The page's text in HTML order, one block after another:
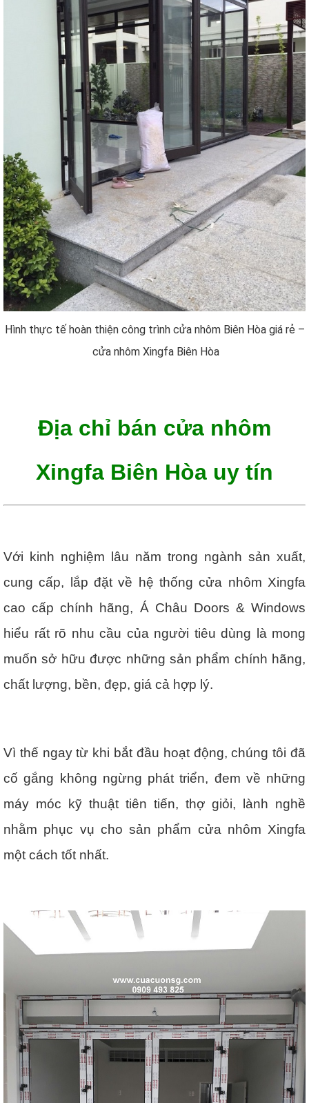
Hình thực tế hoàn thiện công trình cửa nhôm Biên Hòa giá rẻ –
cửa nhôm Xingfa Biên Hòa
Địa chỉ bán cửa nhôm
Xingfa Biên Hòa uy tín
Với kinh nghiệm lâu năm trong ngành sản xuất,
cung cấp, lắp đặt về hệ thống cửa nhôm Xingfa
cao cấp chính hãng, Á Châu Doors & Windows
hiểu rất rõ nhu cầu của người tiêu dùng là mong
muốn sở hữu được những sản phẩm chính hãng,
chất lượng, bền, đẹp, giá cả hợp lý.
Vì thế ngay từ khi bắt đầu hoạt động, chúng tôi đã
cố gắng không ngừng phát triển, đem về những
máy móc kỹ thuật tiên tiến, thợ giỏi, lành nghề
nhằm phục vụ cho sản phẩm cửa nhôm Xingfa
một cách tốt nhất.